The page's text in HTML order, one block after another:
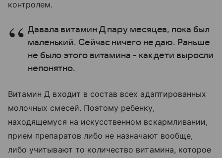
контролем.
Давала витамин Д пару месяцев, пока был
маленький. Сейчас ничего не даю. Раньше
не было этого витамина - как дети выросли
непонятно.
Витамин Д входит в состав всех адаптированных
молочных смесей. Поэтому ребенку,
находящемуся на искусственном вскармливании,
прием препаратов либо не назначают вообще,
либо учитывают то количество витамина, которое